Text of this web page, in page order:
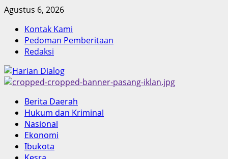
Skip
content
Agustus 6, 2026
Kontak Kami
Pedoman Pemberitaan
Redaksi
Primary
Menu
Berita Daerah
Hukum dan Kriminal
Nasional
Ekonomi
Ibukota